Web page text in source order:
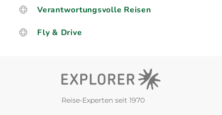
Verantwortungsvolle Reisen
Fly & Drive
Reise-Experten seit 1970